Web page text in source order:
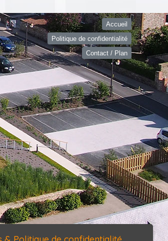
Accueil
Politique de confidentialité
Contact / Plan